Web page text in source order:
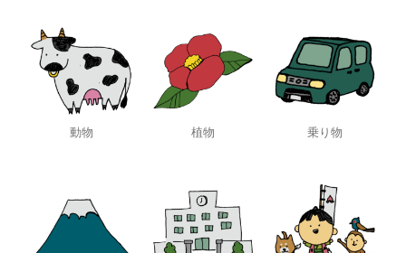
動物 植物 乗り物